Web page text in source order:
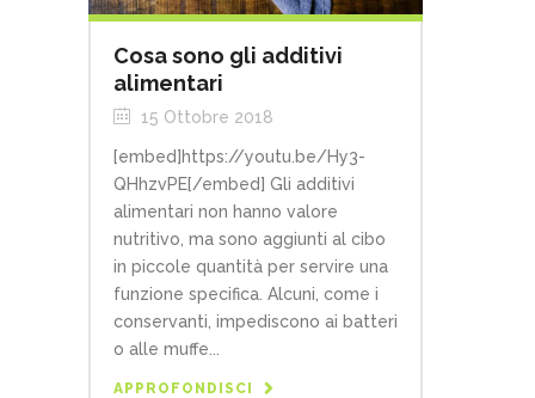
Cosa sono gli additivi
alimentari
15 Ottobre 2018
[embed]https://youtu.be/Hy3-
QHhzvPE[/embed] Gli additivi
alimentari non hanno valore
nutritivo, ma sono aggiunti al cibo
in piccole quantità per servire una
funzione specifica. Alcuni, come i
conservanti, impediscono ai batteri
o alle muffe...
APPROFONDISCI